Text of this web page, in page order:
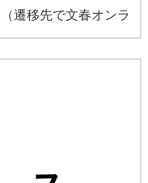
（遷移先で文春オンラ